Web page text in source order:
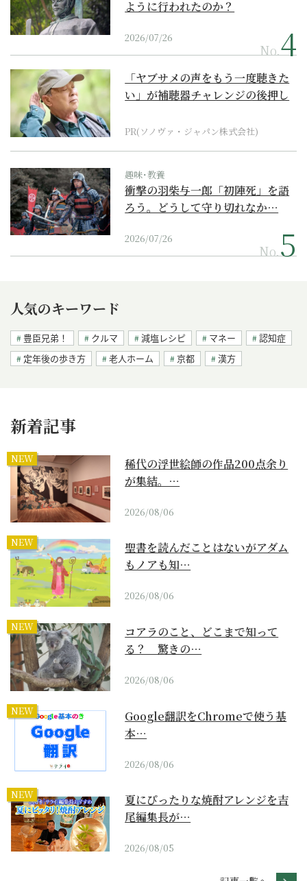
ように行われたのか？
2026/07/26
No.
「ヤブサメの声をもう一度聴きた
い」が補聴器チャレンジの後押し
PR(ソノヴァ・ジャパン株式会社)
趣味･教養
衝撃の羽柴与一郎「初陣死」を語
ろう。どうして守り切れなか…
2026/07/26
No.
人気のキーワード
豊臣兄弟！ クルマ 減塩レシピ マネー
認知症
定年後の歩き方
老人ホーム 京都 漢方
新着記事
NEW
稀代の浮世絵師の作品200点余り
が集結。…
2026/08/06
NEW
聖書を読んだことはないがアダム
もノアも知…
2026/08/06
NEW
コアラのこと、どこまで知って
る？ 驚きの…
2026/08/06
NEW
Google翻訳をChromeで使う基
本…
2026/08/06
NEW
夏にぴったりな焼酎アレンジを吉
尾編集長が…
2026/08/05